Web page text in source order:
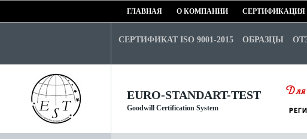
ГЛАВНАЯ О КОМПАНИИ СЕРТИФИКАЦИЯ
СЕРТИФИКАТ ISO 9001-2015 ОБРАЗЦЫ
EURO-STANDART-TEST
Goodwill Certification System